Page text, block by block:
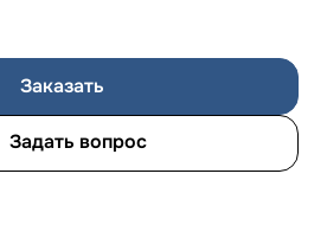
Заказать
Задать вопрос